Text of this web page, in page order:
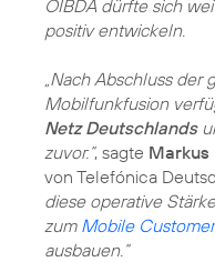
OIBDA dürfte sich
positiv entwickeln.
„Nach Abschluss
Mobilfunkfusion
Netz Deutschlands
zuvor.“, sagte Markus
von Telefónica
diese operative
zum Mobile
ausbauen.“